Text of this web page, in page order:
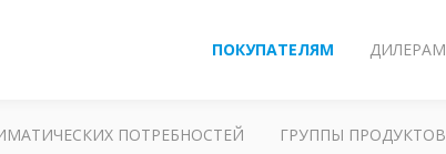
ПОКУПАТЕЛЯМ ДИЛЕРАМ
ПОТРЕБНОСТЕЙ ГРУППЫ ПРОДУКТОВ